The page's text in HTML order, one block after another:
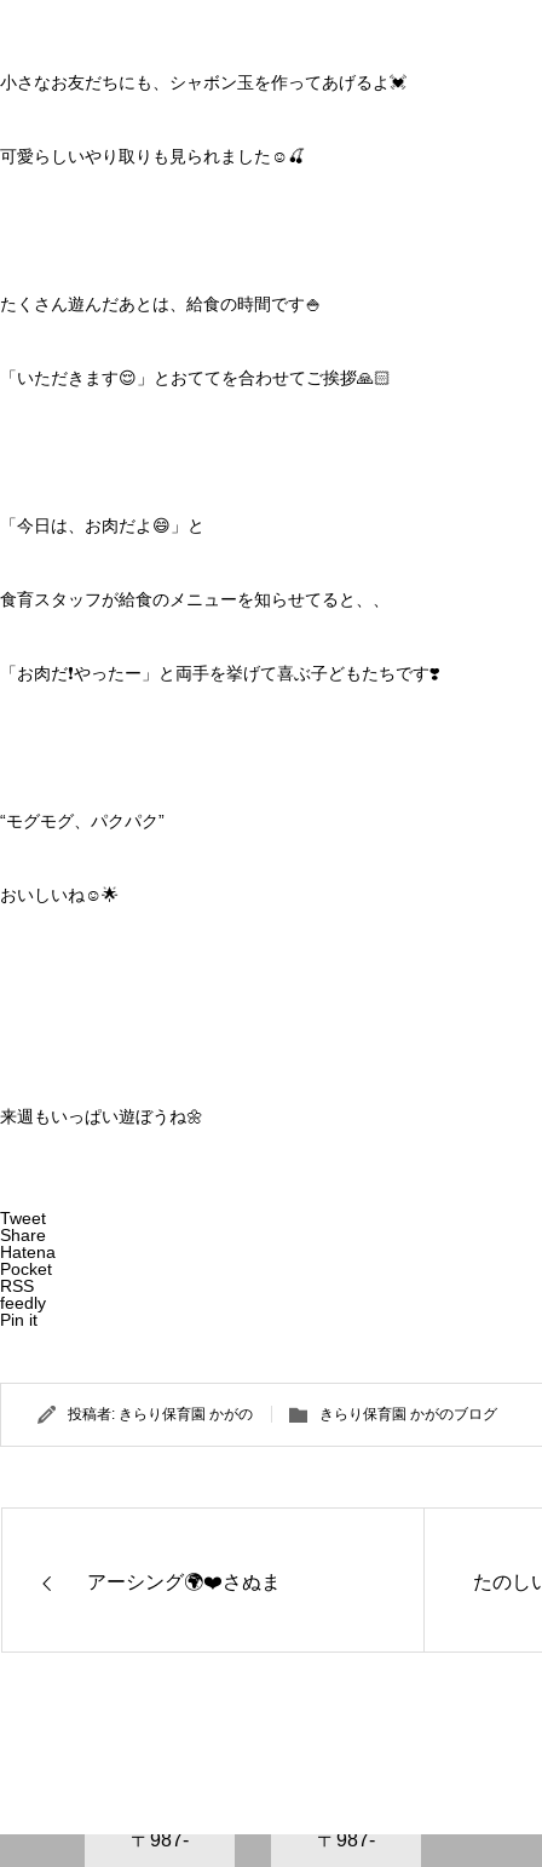
小さなお友だちにも、シャボン玉を作ってあげるよ💓
可愛らしいやり取りも見られました☺️🍒
たくさん遊んだあとは、給食の時間です🍚
「いただきます😌」とおててを合わせてご挨拶🙏🏻
「今日は、お肉だよ😄」と
食育スタッフが給食のメニューを知らせてると、、
「お肉だ❗️やったー」と両手を挙げて喜ぶ子どもたちです❣️
“モグモグ、パクパク”
おいしいね☺️🌟
来週もいっぱい遊ぼうね🌼
Tweet
Share
Hatena
Pocket
RSS
feedly
Pin it
投稿者: きらり保育園 かがの きらり保育園 かがのブログ
アーシング🌍❤️さぬま たのし
〒987-
〒987-